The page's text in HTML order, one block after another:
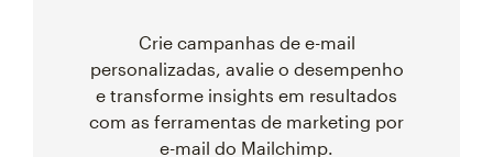
Crie campanhas de e-mail
personalizadas, avalie o desempenho
e transforme insights em resultados
com as ferramentas de marketing por
e-mail do Mailchimp.